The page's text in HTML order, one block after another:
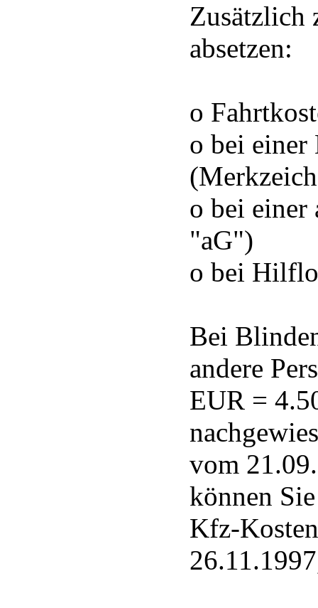
Zusätzlich
absetzen:
o
o bei einer
o bei einer
"aG")
o bei
Bei
andere
EUR =
vom
können
Kfz-